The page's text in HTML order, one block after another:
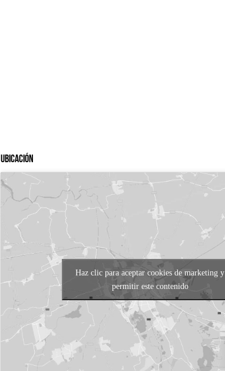
Ubicación
Haz clic para aceptar cookies de marketing y
permitir este contenido